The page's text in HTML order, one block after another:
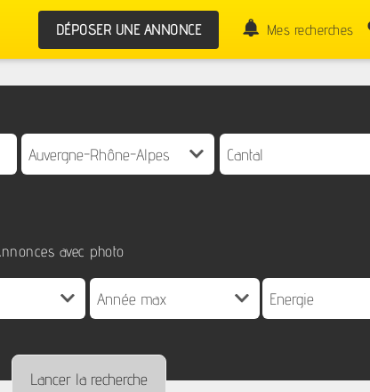
DÉPOSER UNE ANNONCE Mes recherches
avec photo